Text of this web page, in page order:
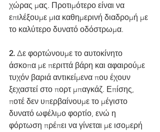
χώρας μας. Προτιμότερο είναι να
επιλέξουμε μια καθημερινή διαδρομή με
το καλύτερο δυνατό οδόστρωμα.
2. Δε φορτώνουμε το αυτοκίνητο
άσκοπα με περιττά βάρη και αφαιρούμε
τυχόν βαριά αντικείμενα που έχουν
ξεχαστεί στο πορτ μπαγκάζ. Επίσης,
ποτέ δεν υπερβαίνουμε το μέγιστο
δυνατό ωφέλιμο φορτίο, ενώ η
φόρτωση πρέπει να γίνεται με ισομερή